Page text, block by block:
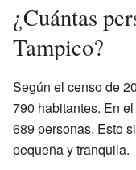
¿Cuántas
Tampico?
Según el censo de
790 habitantes. En
689 personas. Esto
pequeña y tranquila.